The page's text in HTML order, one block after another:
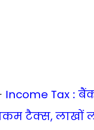
Income Tax :
टैक्स, लाखों